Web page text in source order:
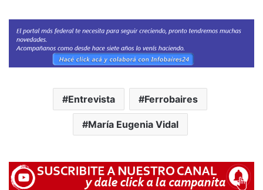
Entrevista Ferrobaires
María Eugenia Vidal